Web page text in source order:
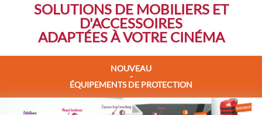
SOLUTIONS DE MOBILIERS ET
D'ACCESSOIRES
ADAPTÉES À VOTRE CINÉMA
NOUVEAU
-
ÉQUIPEMENTS DE PROTECTION